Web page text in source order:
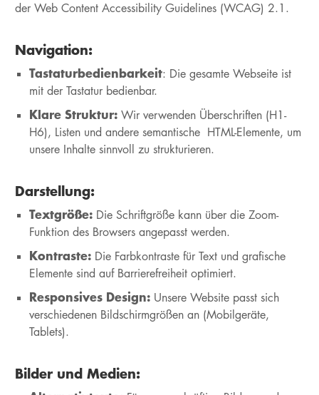
der Web Content Accessibility Guidelines (WCAG) 2.1.
Navigation:
Tastaturbedienbarkeit: Die gesamte Webseite ist
mit der Tastatur bedienbar.
Klare Struktur:Wir verwenden Überschriften (H1-
H6), Listen und andere semantische HTML-Elemente, um
unsere Inhalte sinnvoll zu strukturieren.
Darstellung:
Textgröße: Die Schriftgröße kann über die Zoom-
Funktion des Browsers angepasst werden.
Kontraste:Die Farbkontraste für Text und grafische
Elemente sind auf Barrierefreiheit optimiert.
Responsives Design: Unsere Website passt sich
verschiedenen Bildschirmgrößen an (Mobilgeräte,
Tablets).
Bilder und Medien: